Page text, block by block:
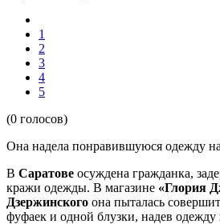
1
2
3
4
5
(0 голосов)
Она надела понравившуюся одежду
В Саратове осуждена гражданка,
кражи одежды. В магазине «Глория
Дзержинского она пыталась
фуфаек и одной блузки, надев одежду